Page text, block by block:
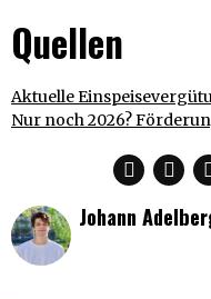
Quellen
Aktuelle
Nur noch 2026?
Johann